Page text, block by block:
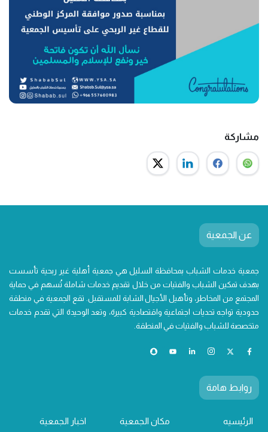
مشاركة
عن الجمعية
جمعية خدمات الشباب بمحافظة السليل هي جمعية أهلية غير ربحية تأسست
بهدف تمكين الشباب والفتيات من خلال تقديم خدمات شاملة تُسهم في حماية
المجتمع من المخاطر، وتأهيل الأجيال الشابة للمستقبل. تقع الجمعية في منطقة
حدودية تواجه تحديات اجتماعية واقتصادية كبيرة، وتعد الوحيدة التي تقدم خدمات
متخصصة للشباب والفتيات في المنطقة.
روابط هامة
الرئيسيه مكان الجمعية
اخبار الجمعية